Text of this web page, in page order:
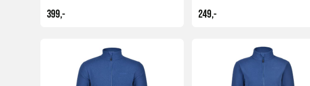
399,- 249,-